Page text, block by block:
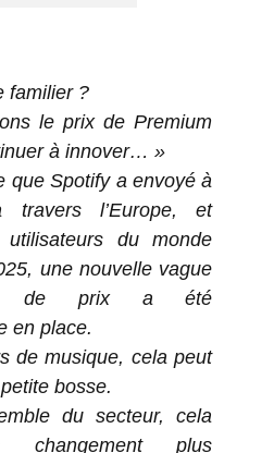
familier ?
le prix de Premium
à innover… »
que Spotify a envoyé à
travers l’Europe, et
utilisateurs du monde
une nouvelle vague
de prix a été
en place.
de musique, cela peut
bosse.
du secteur, cela
changement plus